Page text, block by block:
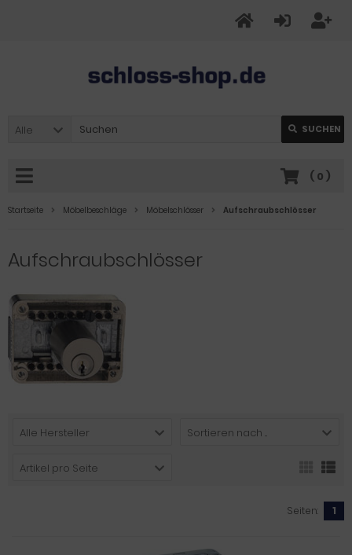
Alle SUCHEN
( 0 )
Startseite Möbelbeschläge Möbelschlösser Aufschraubschlösser
Aufschraubschlösser
Alle Hersteller Sortieren nach ...
Artikel pro Seite
Seiten: 1